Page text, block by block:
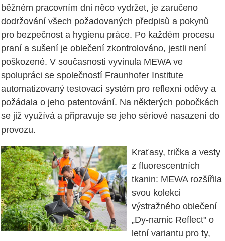
běžném pracovním dni něco vydržet, je zaručeno
dodržování všech požadovaných předpisů a pokynů
pro bezpečnost a hygienu práce. Po každém procesu
praní a sušení je oblečení zkontrolováno, jestli není
poškozené. V současnosti vyvinula MEWA ve
spolupráci se společností Fraunhofer Institute
automatizovaný testovací systém pro reflexní oděvy a
požádala o jeho patentování. Na některých pobočkách
se již využívá a připravuje se jeho sériové nasazení do
provozu.
Kraťasy, trička a vesty
z fluorescentních
tkanin: MEWA rozšířila
svou kolekci
výstražného oblečení
„Dy-namic Reflect" o
letní variantu pro ty,